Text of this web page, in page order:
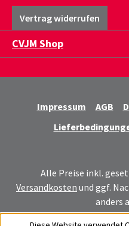
Vertrag widerrufen
CVJM Shop
Impressum AGB
Alle Preise inkl.
Versandkosten und ggf.
anders